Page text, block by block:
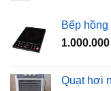
Bếp hồng
1.000.000
Quạt hơi